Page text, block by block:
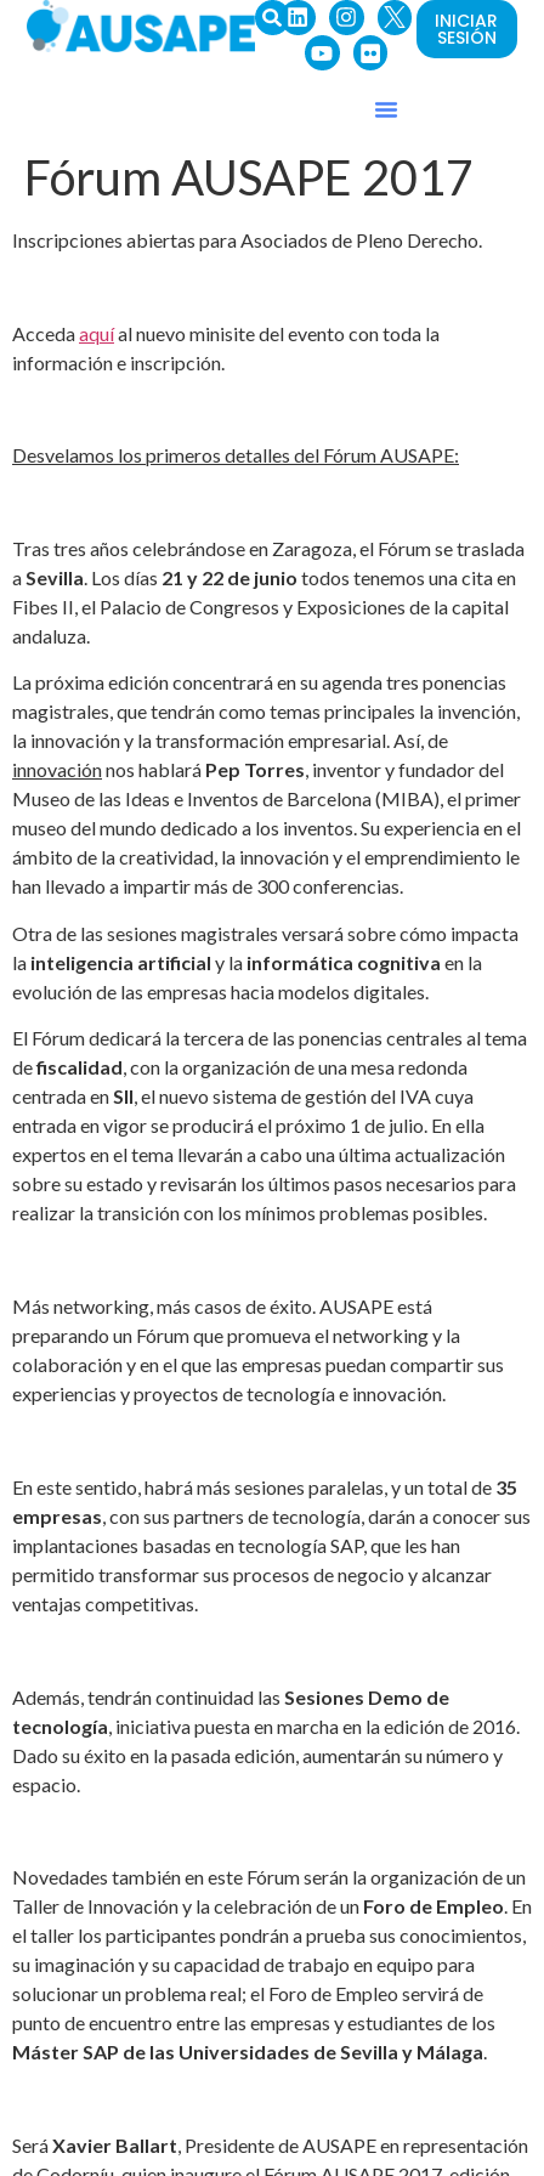
INICIAR
SESIÓN
Fórum AUSAPE 2017
Inscripciones abiertas para Asociados de Pleno Derecho.
Accedaaquíal nuevo minisite del evento con toda la
información e inscripción.
Desvelamos los primeros detalles del Fórum AUSAPE:
Tras tres años celebrándose en Zaragoza, el Fórum se traslada
aSevilla. Los días 21 y 22 de junio todos tenemos una cita en
Fibes II, el Palacio de Congresos y Exposiciones de la capital
andaluza.
La próxima edición concentrará en su agenda tres ponencias
magistrales, que tendrán como temas principales la invención,
la innovación y la transformación empresarial. Así, de
innovaciónnos hablará Pep Torres, inventor y fundador del
Museo de las Ideas e Inventos de Barcelona (MIBA), el primer
museo del mundo dedicado a los inventos. Su experiencia en el
ámbito de la creatividad, la innovación y el emprendimiento le
han llevado a impartir más de 300 conferencias.
Otra de las sesiones magistrales versará sobre cómo impacta
la inteligencia artificial y la informática cognitiva en la
evolución de las empresas hacia modelos digitales.
El Fórum dedicará la tercera de las ponencias centrales al tema
defiscalidad, con la organización de una mesa redonda
centrada enSII, el nuevo sistema de gestión del IVA cuya
entrada en vigor se producirá el próximo 1 de julio. En ella
expertos en el tema llevarán a cabo una última actualización
sobre su estado y revisarán los últimos pasos necesarios para
realizar la transición con los mínimos problemas posibles.
Más networking, más casos de éxito. AUSAPE está
preparando un Fórum que promueva el networking y la
colaboración y en el que las empresas puedan compartir sus
experiencias y proyectos de tecnología e innovación.
En este sentido, habrá más sesiones paralelas, y un total de 35
empresas, con sus partners de tecnología, darán a conocer sus
implantaciones basadas en tecnología SAP, que les han
permitido transformar sus procesos de negocio y alcanzar
ventajas competitivas.
Además, tendrán continuidad las Sesiones Demo de
tecnología , iniciativa puesta en marcha en la edición de 2016.
Dado su éxito en la pasada edición, aumentarán su número y
espacio.
Novedades también en este Fórum serán la organización de un
Taller de Innovación y la celebración de un Foro de Empleo. En
el taller los participantes pondrán a prueba sus conocimientos,
su imaginación y su capacidad de trabajo en equipo para
solucionar un problema real; el Foro de Empleo servirá de
punto de encuentro entre las empresas y estudiantes de los
Máster SAP de las Universidades de Sevilla y Málaga.
SeráXavier Ballart, Presidente de AUSAPE en representación